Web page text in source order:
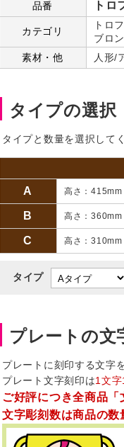
品番 ト
カテゴリ
トロ
ブロ
素材・他
人形/
タイプの選択
タイプと数量を選択して
A 高さ：
B 高さ：
C 高さ：
タイプ
プレートの文
プレートに刻印する文字
プレート文字刻印は1文
ご好評につき全商品
文字彫刻数は商品の